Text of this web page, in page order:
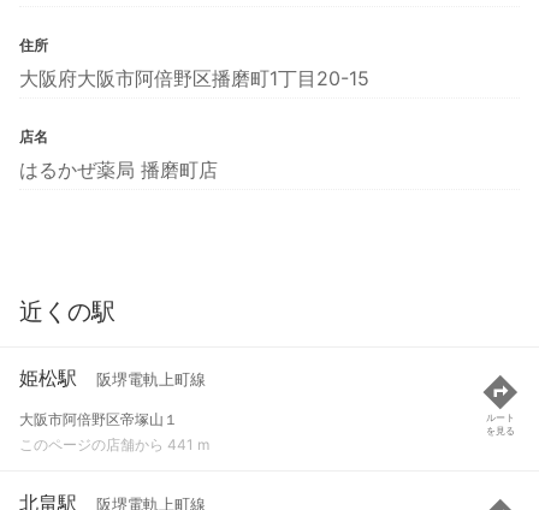
住所
大阪府大阪市阿倍野区播磨町1丁目20-15
店名
はるかぜ薬局 播磨町店
近くの駅
姫松駅 阪堺電軌上町線
大阪市阿倍野区帝塚山１
このページの店舗から 441 m
ルート
を見る
北畠駅 阪堺電軌上町線